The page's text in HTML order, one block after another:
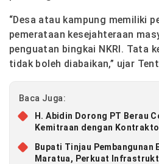
“Desa atau kampung memiliki
pemerataan kesejahteraan
penguatan bingkai NKRI. Tata
tidak boleh diabaikan,” ujar
Baca Juga:
H. Abidin Dorong PT Berau
Kemitraan dengan
Bupati Tinjau Pembangunan
Maratua, Perkuat